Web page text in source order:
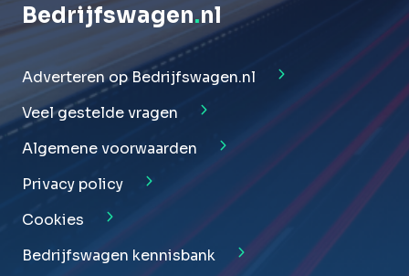
Bedrijfswagen.nl
Adverteren op Bedrijfswagen.nl
Veel gestelde vragen
Algemene voorwaarden
Privacy policy
Cookies
Bedrijfswagen kennisbank